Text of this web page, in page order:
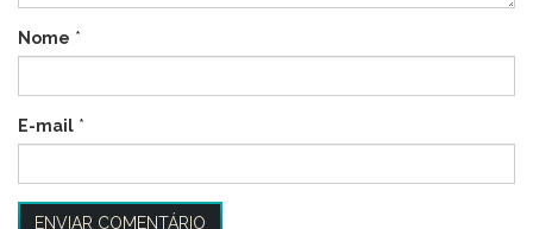
Nome *
E-mail *